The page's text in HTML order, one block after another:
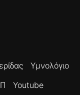
Υμνολόγιο
Youtube